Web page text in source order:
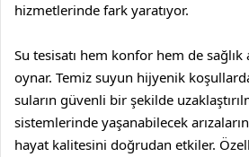
hizmetlerinde fark yaratıyor.
Su tesisatı hem konfor hem de sağlık
oynar. Temiz suyun hijyenik
suların güvenli bir şekilde
sistemlerinde yaşanabilecek
hayat kalitesini doğrudan etkiler.